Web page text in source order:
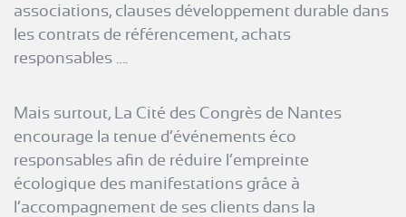
associations, clauses développement durable dans
les contrats de référencement, achats
responsables ….
Mais surtout, La Cité des Congrès de Nantes
encourage la tenue d’événements éco
responsables afin de réduire l’empreinte
écologique des manifestations grâce à
l’accompagnement de ses clients dans la